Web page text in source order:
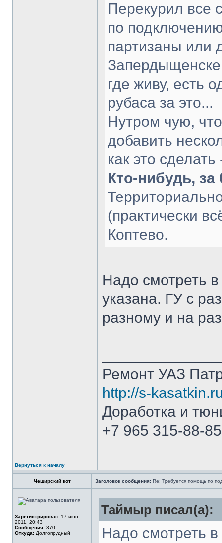
Перекурил все
по
партизаны или
где живу, есть
рубаса за это...
Нутром чую,
добавить
как это
Кто-нибудь,
(практически
Коптево.
Надо смотреть
указана. ГУ с
разному и на
Ремонт УАЗ
http://s-
Доработка и
+7 965 315-88-85
Вернуться к началу
Чеширский кот Заголовок сообщения: Re: Требуется помощь по
Зарегистрирован: 17 июн
2011, 20:43
Сообщения: 370
Откуда: Долгопрудный
Таймыр писал(а):
Надо смотреть